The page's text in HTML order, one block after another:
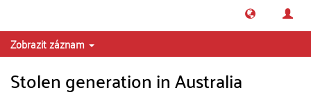
Zobrazit záznam
Stolen generation in Australia